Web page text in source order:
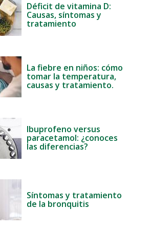
Déficit de vitamina D:
Causas, síntomas y
tratamiento
La fiebre en niños: cómo
tomar la temperatura,
causas y tratamiento.
Ibuprofeno versus
paracetamol: ¿conoces
las diferencias?
Síntomas y tratamiento
de la bronquitis